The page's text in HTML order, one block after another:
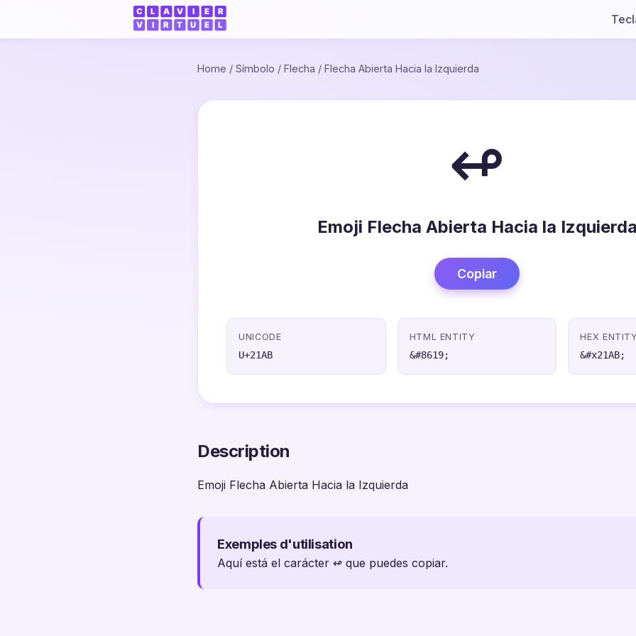
Home / Símbolo / Flecha / Flecha Abierta Hacia la Izquierda
↫
Emoji Flecha Abierta Hacia la
Copiar
UNICODE
U+21AB
HTML ENTITY
&#8619;
HEX
&#x21AB;
Description
Emoji Flecha Abierta Hacia la Izquierda
Exemples d'utilisation
Aquí está el carácter ↫ que puedes copiar.